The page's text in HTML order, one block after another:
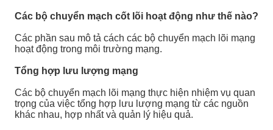
Các bộ chuyển mạch cốt lõi hoạt động như thế nào?
Các phần sau mô tả cách các bộ chuyển mạch lõi mạng
hoạt động trong môi trường mạng.
Tổng hợp lưu lượng mạng
Các bộ chuyển mạch lõi mạng thực hiện nhiệm vụ quan
trọng của việc tổng hợp lưu lượng mạng từ các nguồn
khác nhau, hợp nhất và quản lý hiệu quả.